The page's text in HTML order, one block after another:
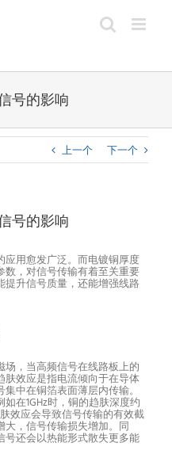
号的影响
上一个 下一个
号的影响
应用愈发广泛。而电镀铜厚度
数，对信号传输有着至关重要
提升信号质量，还能增强线路
，当高频信号在线路板上的
肤效应是指电流倾向于在导体
中在铜箔表面薄层内传输。
在1GHz时，铜的趋肤深度约
效应会导致信号传输的有效截
，信号传输损失增加。同
号还会以热能形式散失更多能